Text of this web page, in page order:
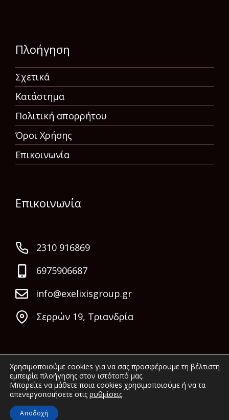
Πλοήγηση
Σχετικά
Κατάστημα
Πολιτική απορρήτου
Όροι Χρήσης
Επικοινωνία
Επικοινωνία
2310 916869
6975906687
info@exelixisgroup.gr
Σερρών 19, Τριανδρία
© 2022 Exelixis Group. All rights reserved.
Χρησιμοποιούμε cookies για να σας προσφέρουμε τη βέλτιστη
εμπειρία πλοήγησης στον ιστότοπό μας.
Μπορείτε να μάθετε ποια cookies χρησιμοποιούμε ή να τα
απενεργοποιήσετε στις ρυθμίσεις.
Αποδοχή